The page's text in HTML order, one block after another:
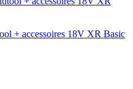
+ accessoires 18V XR Basic